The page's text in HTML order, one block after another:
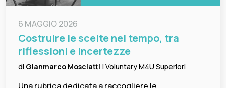
6 MAGGIO 2026
Costruire le scelte nel tempo, tra
riflessioni e incertezze
di Gianmarco Mosciatti | Voluntary M4U Superiori